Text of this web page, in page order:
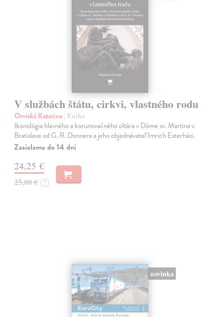
V službách štátu, cirkvi, vlastného rodu
Orviská Katarína| Kniha
Ikonológia hlavného a korunovačného oltára v Dóme sv. Martina v
Bratislave od G. R. Donnera a jeho objednávateľ Imrich Esterházi.
Zasielame do 14 dní
24,25 €
25,00 € ?
novinka